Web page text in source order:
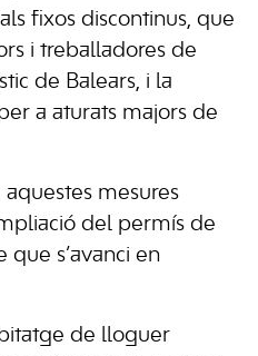
fixos discontinus, que
i treballadores de
de Balears, i la
a aturats majors de
mesures
del permís de
que s’avanci en
de lloguer